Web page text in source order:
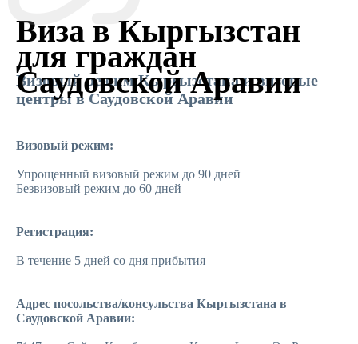
Виза в Кыргызстан
для граждан
Саудовской Аравии
Визовый режим Кыргызстана и визовые
центры в Саудовской Аравии
Визовый режим:
Упрощенный визовый режим до 90 дней
Безвизовый режим до 60 дней
Регистрация:
В течение 5 дней со дня прибытия
Адрес посольства/консульства Кыргызстана в
Саудовской Аравии: